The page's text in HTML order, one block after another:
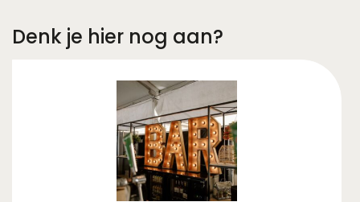
Denk je hier nog aan?